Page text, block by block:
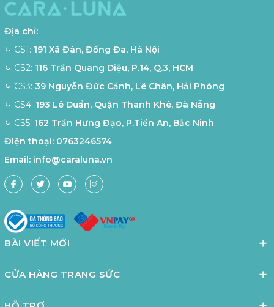
Địa chỉ:
⤿ CS1: 191 Xã Đàn, Đống Đa, Hà Nội
⤿ CS2: 116 Trần Quang Diệu, P.14, Q.3, HCM
⤿ CS3: 39 Nguyễn Đức Cảnh, Lê Chân, Hải Phòng
⤿ CS4: 193 Lê Duẩn, Quận Thanh Khê, Đà Nẵng
⤿ CS5: 162 Trần Hưng Đạo, P.Tiền An, Bắc Ninh
Điện thoại: 0763246574
Email: info@caraluna.vn
BÀI VIẾT MỚI
CỬA HÀNG TRANG SỨC